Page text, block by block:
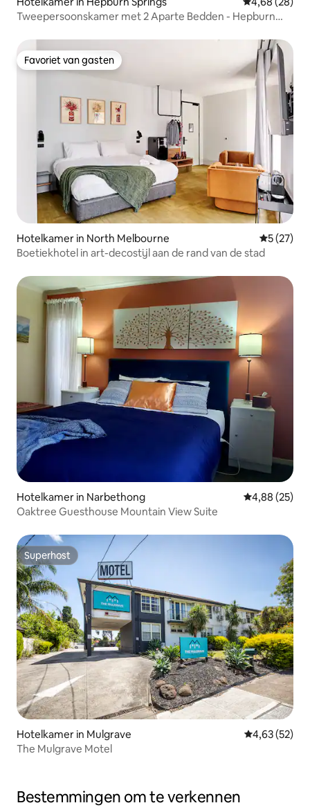
Tweepersoonskamer met 2 Aparte Bedden - Hepburn
Favoriet van gasten
Favoriet van gasten
Hotelkamer in North Melbourne
5 (27)
Boetiekhotel in art-decostijl aan de rand van de stad
Hotelkamer in Narbethong Gemiddelde
4,88 (25)
Oaktree Guesthouse Mountain View Suite
Superhost
Superhost
Hotelkamer in Mulgrave Gemiddelde
4,63 (52)
The Mulgrave Motel
Bestemmingen om te verkennen